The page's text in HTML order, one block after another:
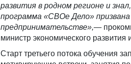
развития в родном регионе и
программа «СВОе Дело»
предпринимательстве»,—
министр экономического
Старт третьего потока обучения